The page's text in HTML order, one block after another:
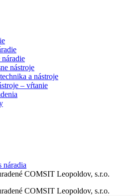
nástroje
a nástroje
– vŕtanie
COMSIT Leopoldov, s.r.o.
COMSIT Leopoldov, s.r.o.